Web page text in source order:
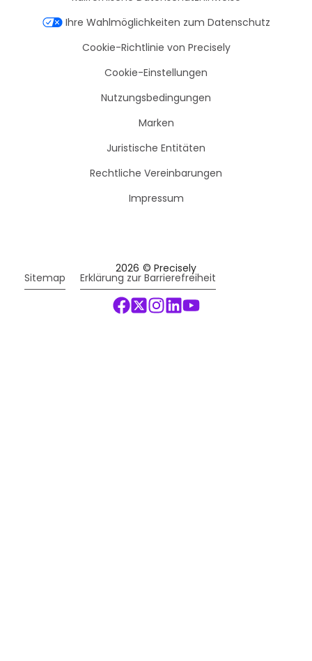
Ihre Wahlmöglichkeiten zum Datenschutz
Cookie-Richtlinie von Precisely
Cookie-Einstellungen
Nutzungsbedingungen
Marken
Juristische Entitäten
Rechtliche Vereinbarungen
Impressum
2026 © Precisely
Sitemap Erklärung zur Barrierefreiheit